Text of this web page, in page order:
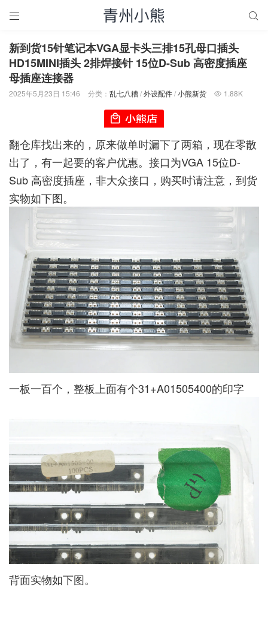
 
新到货15针笔记本VGA显卡头三排15孔母口插头
HD15MINI插头 2排焊接针 15位D-Sub 高密度插座
母插座连接器
2025年5月23日 15:46 分类： 乱七八糟/外设配件/小熊新货  1.88K
翻仓库找出来的，原来做单时漏下了两箱，现在零散
出了，有一起要的客户优惠。接口为VGA 15位D-
Sub 高密度插座，非大众接口，购买时请注意，到货
实物如下图。
一板一百个，整板上面有个31+A01505400的印字
背面实物如下图。